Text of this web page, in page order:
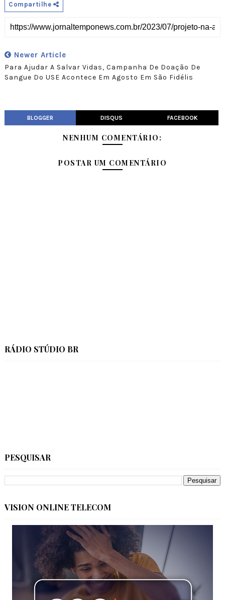
Compartilhe
Newer Article
Para Ajudar A Salvar Vidas, Campanha De Doação De
Sangue Do USE Acontece Em Agosto Em São Fidélis
BLOGGER DISQUS FACEBOOK
NENHUM COMENTÁRIO:
POSTAR UM COMENTÁRIO
RÁDIO STÚDIO BR
PESQUISAR
VISION ONLINE TELECOM